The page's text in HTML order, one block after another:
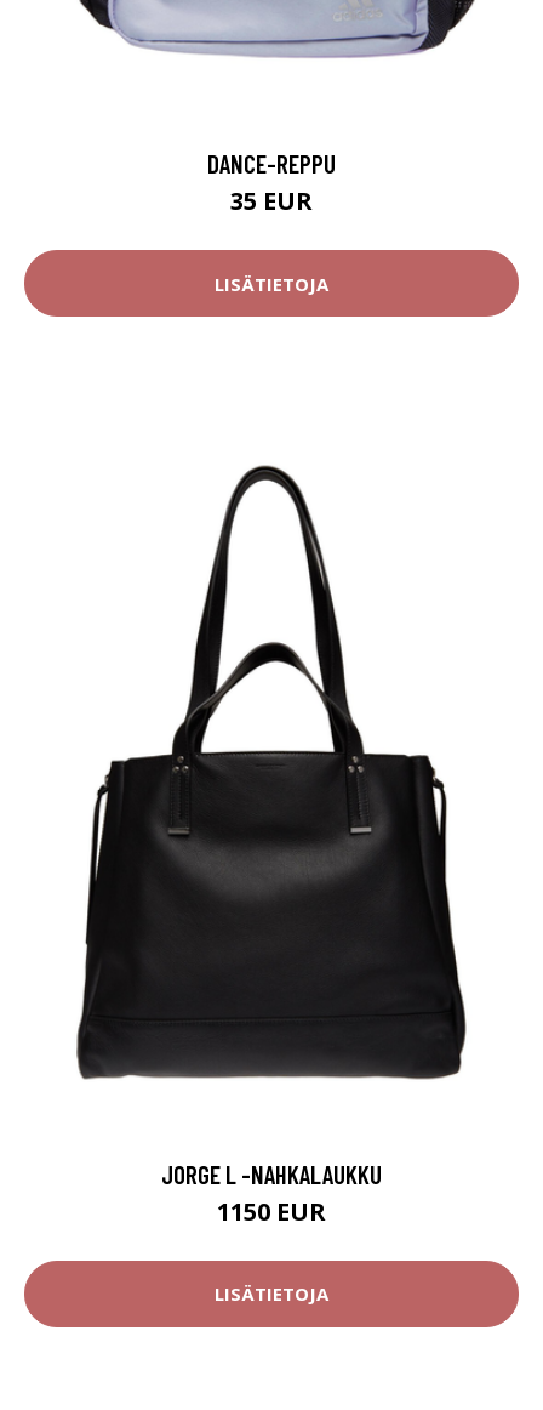
DANCE-REPPU
35 EUR
LISÄTIETOJA
JORGE L -NAHKALAUKKU
1150 EUR
LISÄTIETOJA